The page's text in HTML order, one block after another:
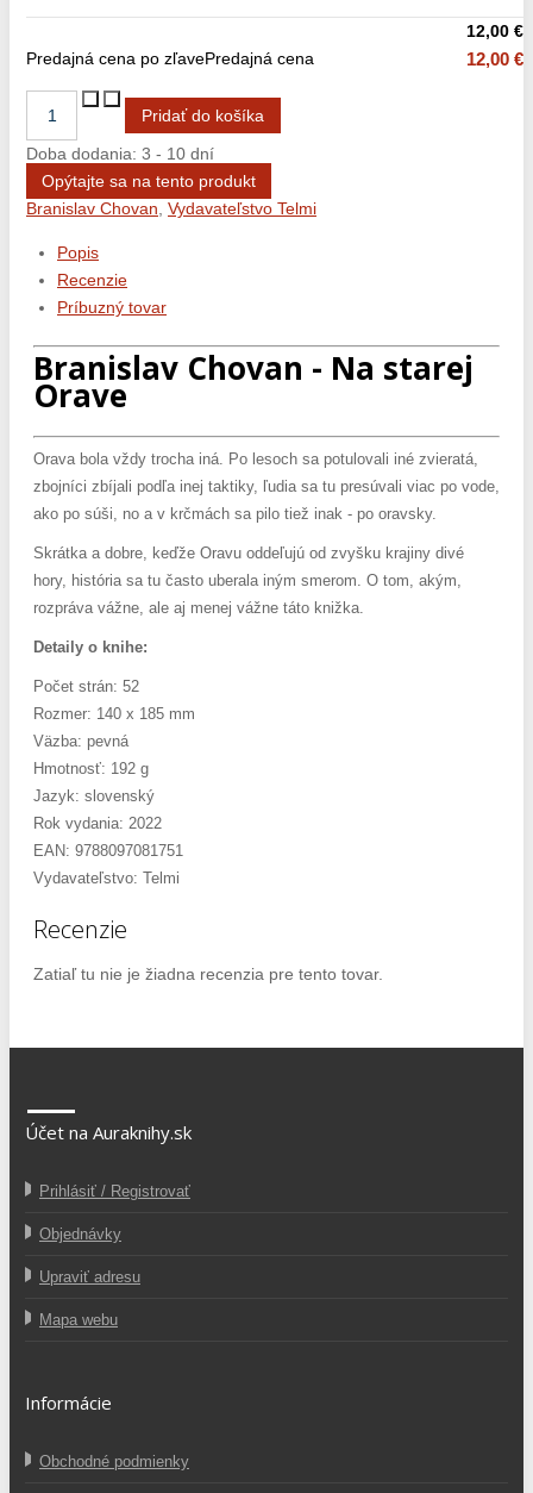
12,00 €
Predajná cena po zľavePredajná cena 12,00 €
Doba dodania: 3 - 10 dní
Opýtajte sa na tento produkt
Branislav Chovan Vydavateľstvo Telmi
Popis
Recenzie
Príbuzný tovar
Branislav Chovan - Na starej
Orave
Orava bola vždy trocha iná. Po lesoch sa potulovali iné zvieratá,
zbojníci zbíjali podľa inej taktiky, ľudia sa tu presúvali viac po vode,
ako po súši, no a v krčmách sa pilo tiež inak - po oravsky.
Skrátka a dobre, keďže Oravu oddeľujú od zvyšku krajiny divé
hory, história sa tu často uberala iným smerom. O tom, akým,
rozpráva vážne, ale aj menej vážne táto knižka.
Detaily o knihe:
Počet strán: 52
Rozmer: 140 x 185 mm
Väzba: pevná
Hmotnosť: 192 g
Jazyk: slovenský
Rok vydania: 2022
EAN: 9788097081751
Vydavateľstvo: Telmi
Recenzie
Zatiaľ tu nie je žiadna recenzia pre tento tovar.
Účet na Auraknihy.sk
Prihlásiť / Registrovať
Objednávky
Upraviť adresu
Mapa webu
Informácie
Obchodné podmienky